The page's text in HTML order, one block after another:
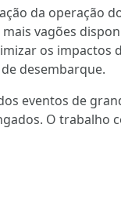
da operação
vagões
os impactos
desembarque.
eventos de
O trabalho